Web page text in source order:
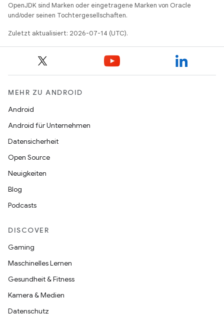
OpenJDK sind Marken oder eingetragene Marken von Oracle
und/oder seinen Tochtergesellschaften.
Zuletzt aktualisiert: 2026-07-14 (UTC).
MEHR ZU ANDROID
Android
Android für Unternehmen
Datensicherheit
Open Source
Neuigkeiten
Blog
Podcasts
DISCOVER
Gaming
Maschinelles Lernen
Gesundheit & Fitness
Kamera & Medien
Datenschutz